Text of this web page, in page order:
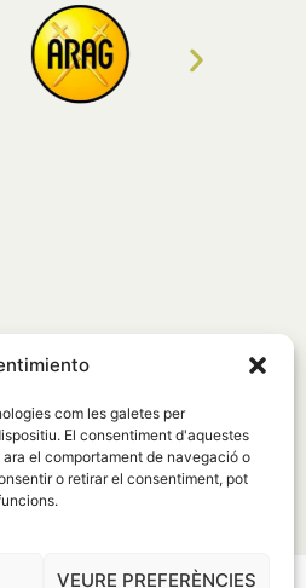
com les galetes per
El consentiment d'aquestes
el comportament de navegació o
o retirar el consentiment, pot
VEURE PREFERÈNCIES
Política de cookies